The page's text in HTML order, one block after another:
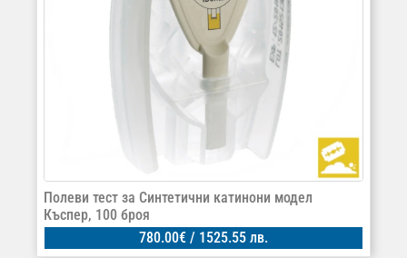
Полеви тест за Синтетични катинони модел
Къспер, 100 броя
780.00€ / 1525.55 лв.